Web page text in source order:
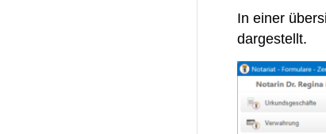
In einer
dargestellt.